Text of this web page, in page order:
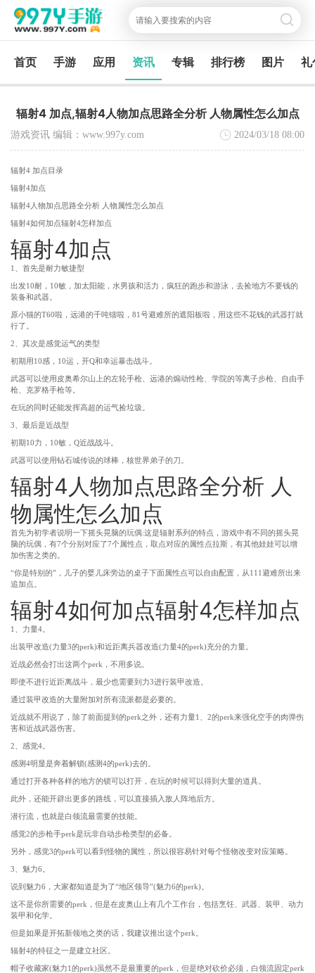
首页 手游 应用 资讯 专辑 排行榜 图片 礼
辐射4 加点,辐射4人物加点思路全分析 人物属性怎么加点
游戏资讯 编辑：www.997y.com 2024/03/18 08:00
辐射4 加点目录
辐射4加点
辐射4人物加点思路全分析 人物属性怎么加点
辐射4如何加点辐射4怎样加点
辐射4加点
1、首先是耐力敏捷型
出发10耐，10敏，加太阳能，水男孩和活力，疯狂的跑步和游泳，去捡地方不要钱的
装备和武器。
原小猫的T60啦，远港的千吨镭啦，81号避难所的遮阳板啦，用这些不花钱的武器打就
行了。
2、其次是感觉运气的类型
初期用10感，10运，开Q和幸运暴击战斗。
武器可以使用皮奥希尔山上的左轮手枪、远港的煽动性枪、学院的等离子步枪、自由手
枪、克罗格手枪等。
在玩的同时还能发挥高超的运气捡垃圾。
3、最后是近战型
初期10力，10敏，Q近战战斗。
武器可以使用钻石城传说的球棒，核世界弟子的刀。
辐射4人物加点思路全分析 人
物属性怎么加点
首先为初学者说明一下摇头晃脑的玩偶:这是辐射系列的特点，游戏中有不同的摇头晃
脑的玩偶，有7个分别对应了7个属性点，取点对应的属性点拉斯，有其他娃娃可以增
加伤害之类的。
“你是特别的”，儿子的婴儿床旁边的桌子下面属性点可以自由配置，从111避难所出来
追加点。
辐射4如何加点辐射4怎样加点
1、力量4。
出装甲改造(力量3的perk)和近距离兵器改造(力量4的perk)充分的力量。
近战必然会打出这两个perk，不用多说。
即使不进行近距离战斗，最少也需要到力3进行装甲改造。
通过装甲改造的大量附加对所有流派都是必要的。
近战就不用说了，除了前面提到的perk之外，还有力量1、2的perk来强化空手的肉弹伤
害和近战武器伤害。
2、感觉4。
感测4明显是奔着解锁(感测4的perk)去的。
通过打开各种各样的地方的锁可以打开，在玩的时候可以得到大量的道具。
此外，还能开辟出更多的路线，可以直接插入敌人阵地后方。
潜行流，也就是白领流最需要的技能。
感觉2的步枪手perk是玩非自动步枪类型的必备。
另外，感觉3的perk可以看到怪物的属性，所以很容易针对每个怪物改变对应策略。
3、魅力6。
说到魅力6，大家都知道是为了“地区领导”(魅力6的perk)。
这不是你所需要的perk，但是在皮奥山上有几个工作台，包括烹饪、武器、装甲、动力
装甲和化学。
但是如果是开拓新领地之类的话，我建议推出这个perk。
辐射4的特征之一是建立社区。
帽子收藏家(魅力1的perk)虽然不是最重要的perk，但是绝对砍价必须，白领流固定perk